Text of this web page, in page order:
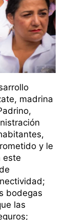
madrina
y le
este
bodegas
las